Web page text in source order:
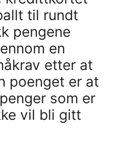
til rundt
pengene
en
etter at
poenget er at
som er
vil bli gitt